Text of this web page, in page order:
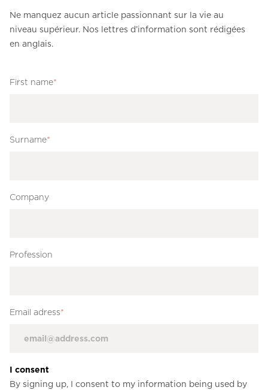
Ne manquez aucun article passionnant sur la vie au
niveau supérieur. Nos lettres d’information sont rédigées
en anglais.
First name*
Surname*
Company
Profession
Email adress*
I consent
By signing up, I consent to my information being used by